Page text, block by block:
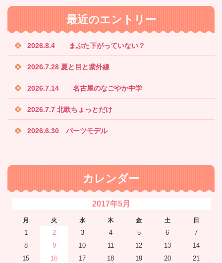
最近のエントリー
2026.8.4 まぶた下がっていない？
2026.7.28 夏と目と紫外線
2026.7.14 名古屋のなごやか中学
2026.7.7 北欧ちょっとだけ
2026.6.30 パーツモデル
カレンダー
2017年5月
月 火 水 木 金 土 日
1 2 3 4 5 6
7
8
9 10 11 12 13
14
15
16 17 18 19 20
21